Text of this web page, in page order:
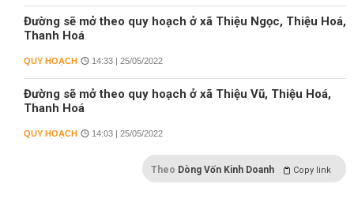
Đường sẽ mở theo quy hoạch ở xã Thiệu Ngọc, Thiệu Hoá,
Thanh Hoá
QUY HOẠCH 14:33 | 25/05/2022
Đường sẽ mở theo quy hoạch ở xã Thiệu Vũ, Thiệu Hoá,
Thanh Hoá
QUY HOẠCH 14:03 | 25/05/2022
Theo Dòng Vốn Kinh Doanh Copy link